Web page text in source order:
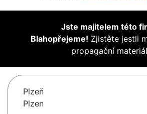
Jste majitelem této
Blahopřejeme! Zjistěte jestli
propagační
Plzeň
Plzen